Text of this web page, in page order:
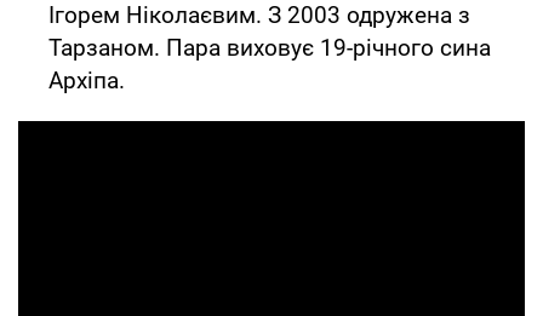
Ігорем Ніколаєвим. З 2003 одружена з
Тарзаном. Пара виховує 19-річного сина
Архіпа.